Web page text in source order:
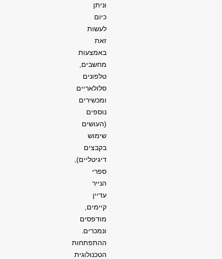
וניתן
כיום
לעשות
זאת
באמצעות
מחשבים,
טלפונים
סלולאריים
ומכשירים
נוספים
(העושים
שימוש
בקבצים
דיגיטליים),
ספרי
הנייר
עדיין
קיימים,
מודפסים
ונמכרים.
ההתפתחות
הטכנולוגית